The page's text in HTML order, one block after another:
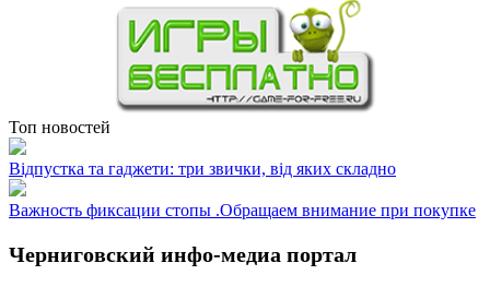
Топ новостей
Відпустка та гаджети: три звички, від яких складно
Важность фиксации стопы .Обращаем внимание при покупке
Черниговский инфо-медиа портал